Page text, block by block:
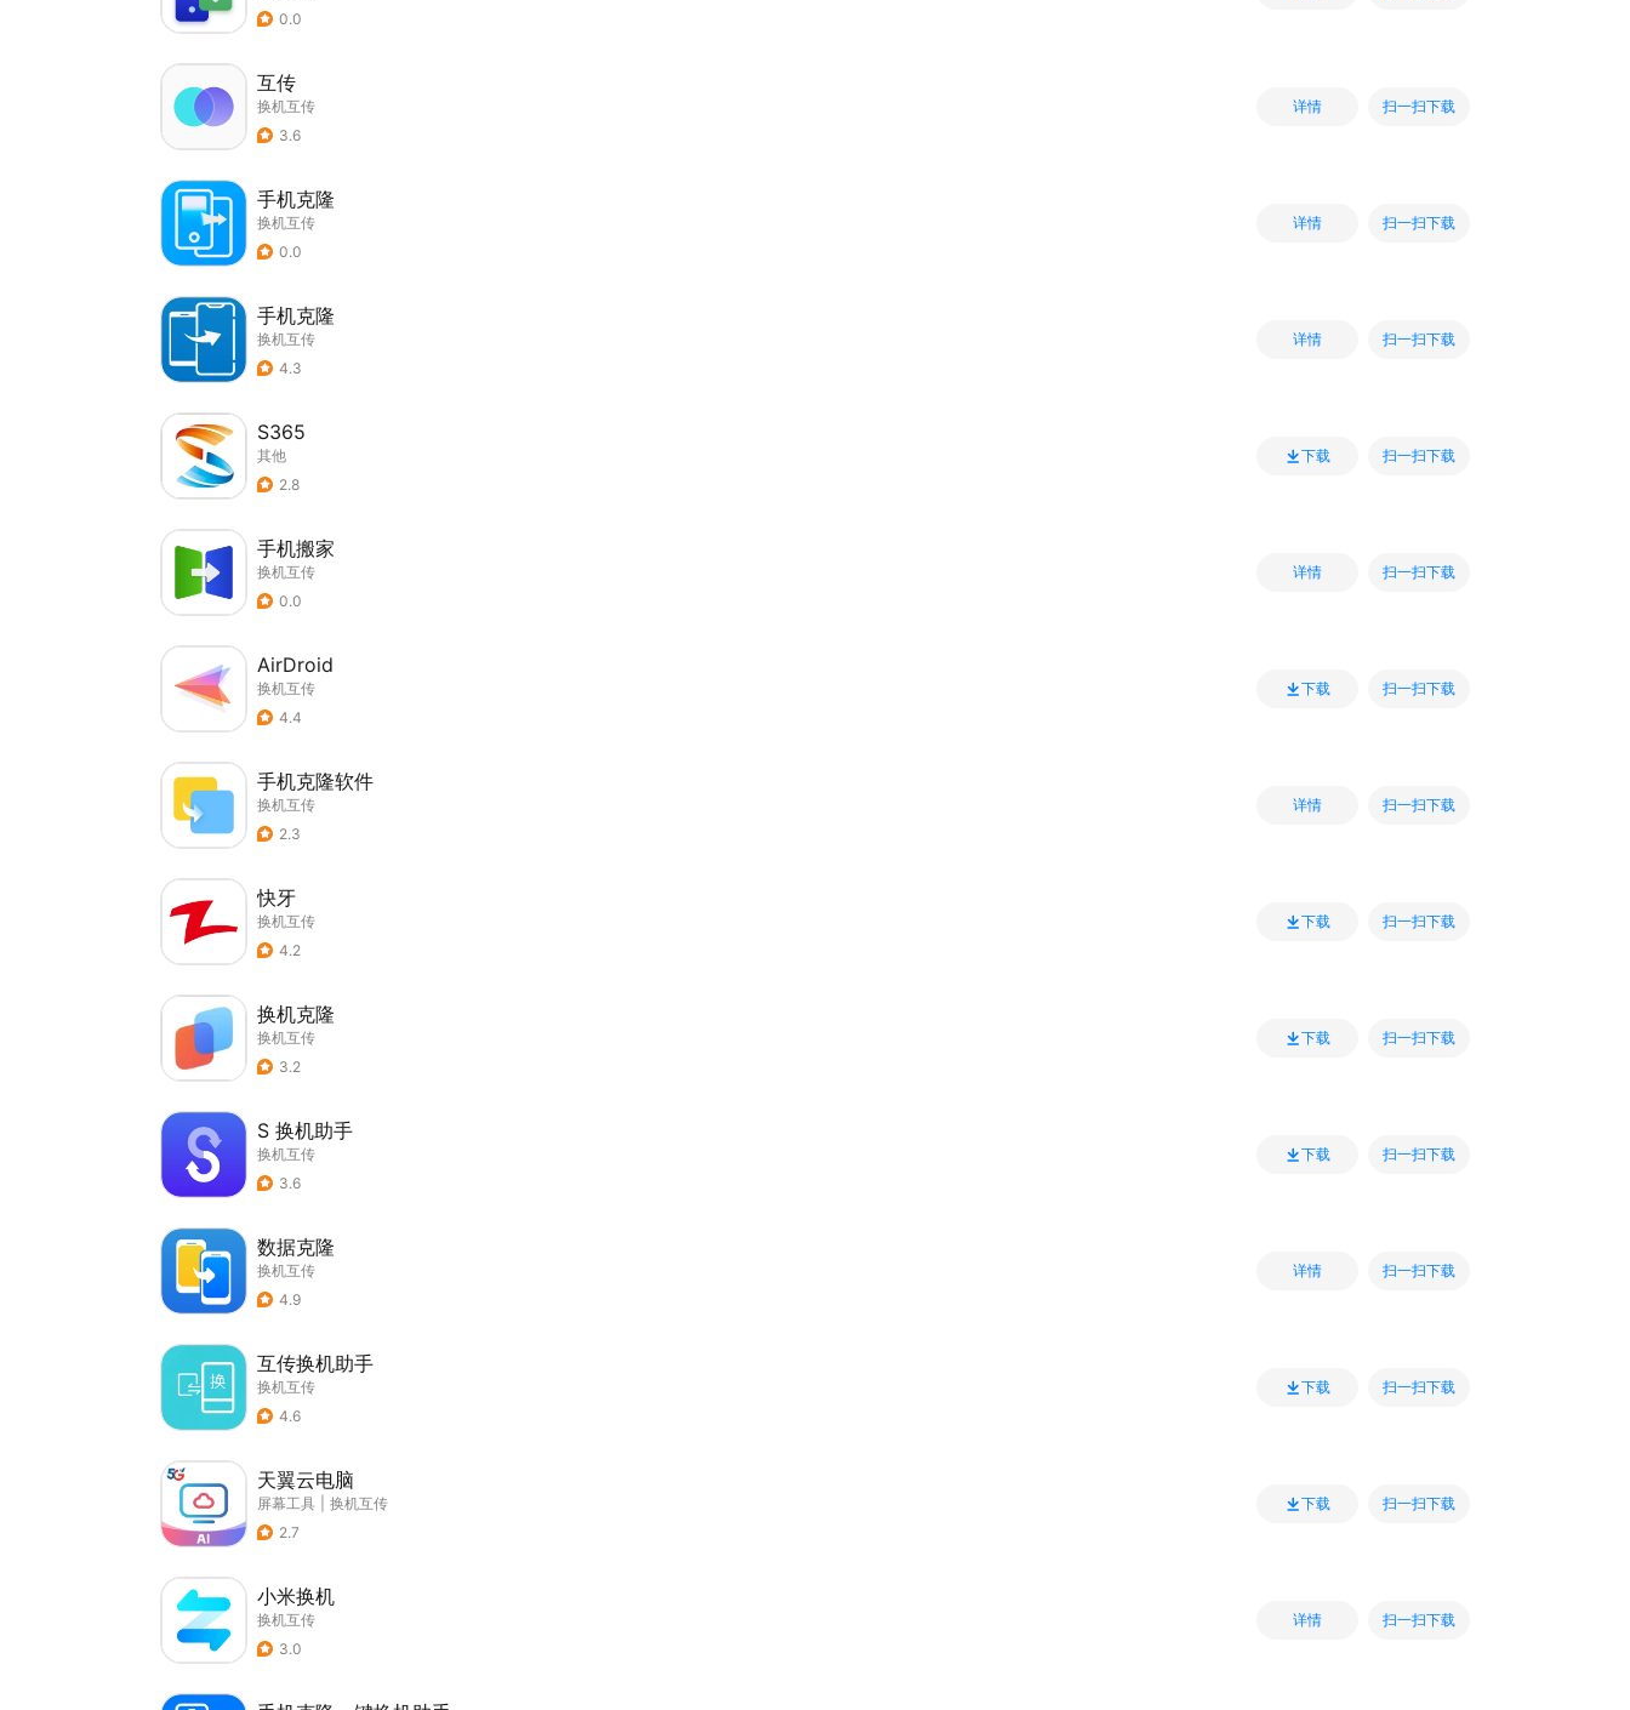
0.0
互传
换机互传
3.6
详情 扫一扫下载
手机克隆
换机互传
0.0
详情 扫一扫下载
手机克隆
换机互传
4.3
详情 扫一扫下载
S365
其他
2.8
下载 扫一扫下载
手机搬家
换机互传
0.0
详情 扫一扫下载
AirDroid
换机互传
4.4
下载 扫一扫下载
手机克隆软件
换机互传
2.3
详情 扫一扫下载
快牙
换机互传
4.2
下载 扫一扫下载
换机克隆
换机互传
3.2
下载 扫一扫下载
S 换机助手
换机互传
3.6
下载 扫一扫下载
数据克隆
换机互传
4.9
详情 扫一扫下载
互传换机助手
换机互传
4.6
下载 扫一扫下载
天翼云电脑
屏幕工具
换机互传
2.7
下载 扫一扫下载
小米换机
换机互传
3.0
详情 扫一扫下载